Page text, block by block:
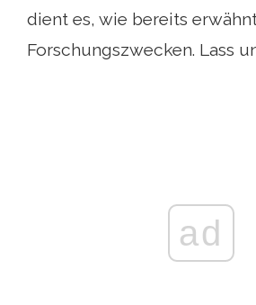
dient es, wie bereits
Forschungszwecken. Lass
ad